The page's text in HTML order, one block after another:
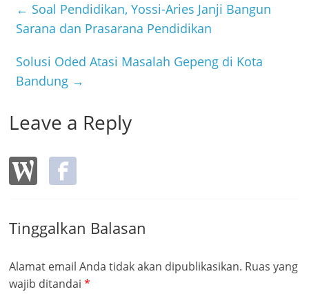
b
o
o
k
← Soal Pendidikan, Yossi-Aries Janji Bangun
Sarana dan Prasarana Pendidikan
Solusi Oded Atasi Masalah Gepeng di Kota
Bandung →
Leave a Reply
Tinggalkan Balasan
Alamat email Anda tidak akan dipublikasikan. Ruas yang
wajib ditandai*